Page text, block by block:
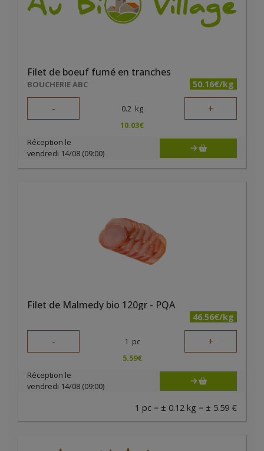
Filet de boeuf fumé en tranches
BOUCHERIE ABC 50.16€/kg
- 0.2 kg +
10.03€
Réception le
vendredi 14/08 (09:00)
Filet de Malmedy bio 120gr - PQA
46.56€/kg
- 1 pc +
5.59€
Réception le
vendredi 14/08 (09:00)
1 pc = ± 0.12 kg = ± 5.59 €